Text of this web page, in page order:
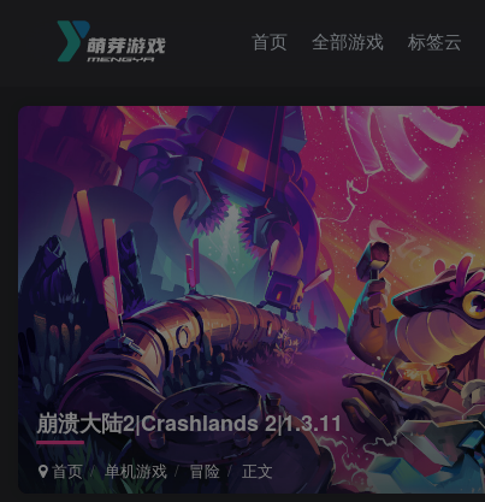
首页 全部游戏 标签云
崩溃大陆2|Crashlands 2|1.3.11
首页 单机游戏 冒险 正文